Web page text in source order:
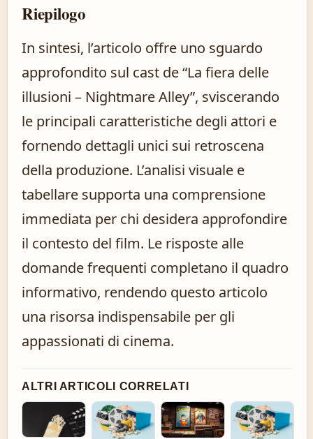
Riepilogo
In sintesi, l’articolo offre uno sguardo
approfondito sul cast de “La fiera delle
illusioni – Nightmare Alley”, sviscerando
le principali caratteristiche degli attori e
fornendo dettagli unici sui retroscena
della produzione. L’analisi visuale e
tabellare supporta una comprensione
immediata per chi desidera approfondire
il contesto del film. Le risposte alle
domande frequenti completano il quadro
informativo, rendendo questo articolo
una risorsa indispensabile per gli
appassionati di cinema.
ALTRI ARTICOLI CORRELATI